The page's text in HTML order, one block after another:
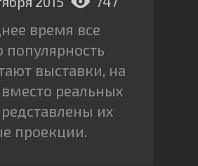
время все
выставки, на
реальных
их
проекции.